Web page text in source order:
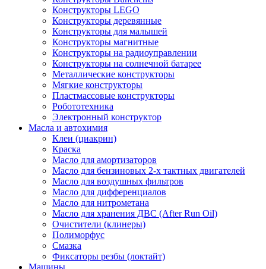
Конструкторы LEGO
Конструкторы деревянные
Конструкторы для малышей
Конструкторы магнитные
Конструкторы на радиоуправлении
Конструкторы на солнечной батарее
Металлические конструкторы
Мягкие конструкторы
Пластмассовые конструкторы
Робототехника
Электронный конструктор
Масла и автохимия
Клеи (циакрин)
Краска
Масло для амортизаторов
Масло для бензиновых 2-х тактных двигателей
Масло для воздушных фильтров
Масло для дифференциалов
Масло для нитрометана
Масло для хранения ДВС (After Run Oil)
Очистители (клинеры)
Полиморфус
Смазка
Фиксаторы резбы (локтайт)
Машины